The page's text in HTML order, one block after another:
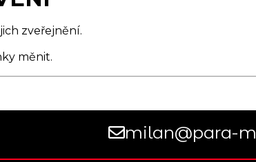
zveřejnění.
měnit.
milan@para-